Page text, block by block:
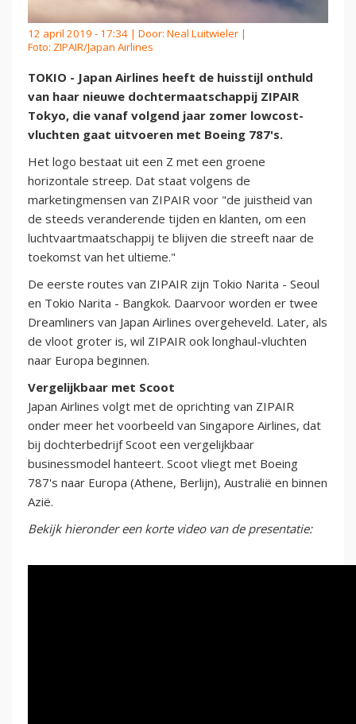
12 april 2019 - 17:34 | Door: Neal Luitwieler |
Foto: ZIPAIR/Japan Airlines
TOKIO - Japan Airlines heeft de huisstijl onthuld
van haar nieuwe dochtermaatschappij ZIPAIR
Tokyo, die vanaf volgend jaar zomer lowcost-
vluchten gaat uitvoeren met Boeing 787's.
Het logo bestaat uit een Z met een groene
horizontale streep. Dat staat volgens de
marketingmensen van ZIPAIR voor "de juistheid van
de steeds veranderende tijden en klanten, om een
luchtvaartmaatschappij te blijven die streeft naar de
toekomst van het ultieme."
De eerste routes van ZIPAIR zijn Tokio Narita - Seoul
en Tokio Narita - Bangkok. Daarvoor worden er twee
Dreamliners van Japan Airlines overgeheveld. Later, als
de vloot groter is, wil ZIPAIR ook longhaul-vluchten
naar Europa beginnen.
Vergelijkbaar met Scoot
Japan Airlines volgt met de oprichting van ZIPAIR
onder meer het voorbeeld van Singapore Airlines, dat
bij dochterbedrijf Scoot een vergelijkbaar
businessmodel hanteert. Scoot vliegt met Boeing
787's naar Europa (Athene, Berlijn), Australië en binnen
Azië.
Bekijk hieronder een korte video van de presentatie: